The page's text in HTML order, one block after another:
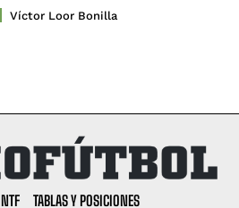
Víctor Loor Bonilla
NTF TABLAS Y POSICIONES